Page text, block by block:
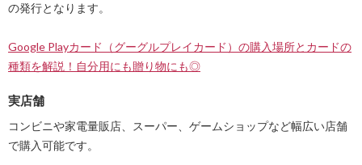
の発行となります。
Google Playカード（グーグルプレイカード）の購入場所とカードの
種類を解説！自分用にも贈り物にも◎
実店舗
コンビニや家電量販店、スーパー、ゲームショップなど幅広い店舗
で購入可能です。